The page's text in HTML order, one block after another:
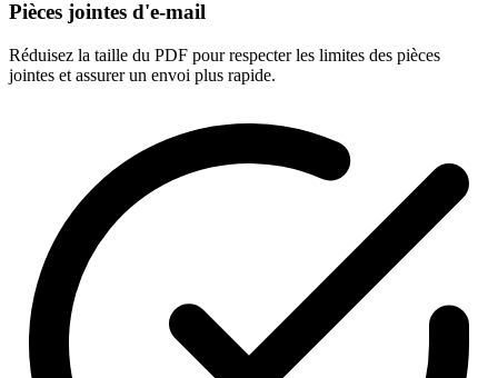
Pièces jointes d'e-mail
Réduisez la taille du PDF pour respecter les limites des pièces
jointes et assurer un envoi plus rapide.